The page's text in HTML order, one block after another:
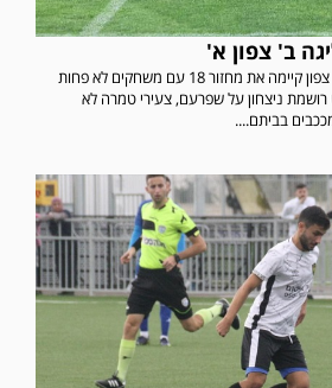
בסופ"ש סופר חורפי, ליגה ב' צפון קיימה את מחזור 18 עם משחקים לא פחות
ניצחון על שפרעם, צעירי טמרה לא
בביתם....